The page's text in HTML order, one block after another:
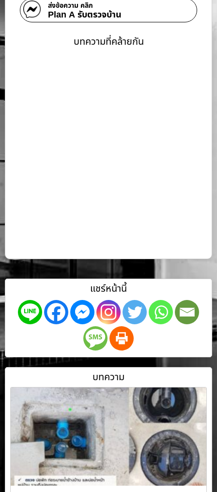
ส่งข้อความ คลิก
Plan A รับตรวจบ้าน
บทความที่คล้ายกัน
แชร์หน้านี้
บทความ